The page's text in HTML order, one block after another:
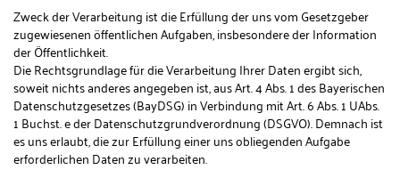
Zweck der Verarbeitung ist die Erfüllung der uns vom Gesetzgeber
zugewiesenen öffentlichen Aufgaben, insbesondere der Information
der Öffentlichkeit.
Die Rechtsgrundlage für die Verarbeitung Ihrer Daten ergibt sich,
soweit nichts anderes angegeben ist, aus Art. 4 Abs. 1 des Bayerischen
Datenschutzgesetzes (BayDSG) in Verbindung mit Art. 6 Abs. 1 UAbs.
1 Buchst. e der Datenschutzgrundverordnung (DSGVO). Demnach ist
es uns erlaubt, die zur Erfüllung einer uns obliegenden Aufgabe
erforderlichen Daten zu verarbeiten.